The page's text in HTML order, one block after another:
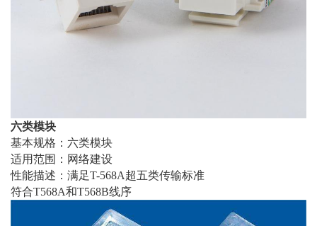
六类模块
基本规格：六类模块
适用范围：网络建设
性能描述：满足T-568A超五类传输标准
符合T568A和T568B线序